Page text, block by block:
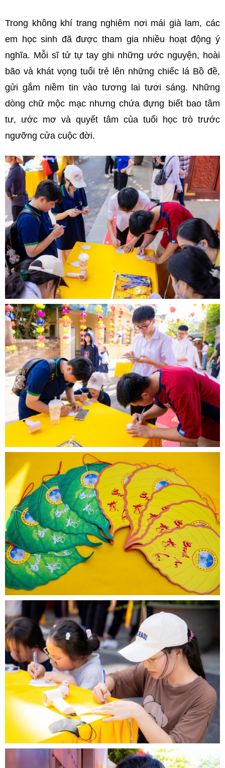
Trong không khí trang nghiêm nơi mái già lam, các
em học sinh đã được tham gia nhiều hoạt động ý
nghĩa. Mỗi sĩ tử tự tay ghi những ước nguyện, hoài
bão và khát vọng tuổi trẻ lên những chiếc lá Bồ đề,
gửi gắm niềm tin vào tương lai tươi sáng. Những
dòng chữ mộc mạc nhưng chứa đựng biết bao tâm
tư, ước mơ và quyết tâm của tuổi học trò trước
ngưỡng cửa cuộc đời.